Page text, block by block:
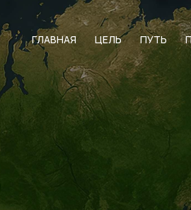
ГЛАВНАЯ ЦЕЛЬ ПУТЬ